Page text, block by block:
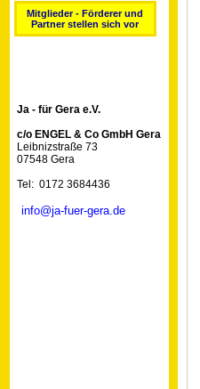
Mitglieder - Förderer und
Partner stellen sich vor
Ja - für Gera e.V.
c/o ENGEL & Co GmbH Gera
Leibnizstraße 73
07548 Gera
Tel: 0172 3684436
info@ja-fuer-gera.de